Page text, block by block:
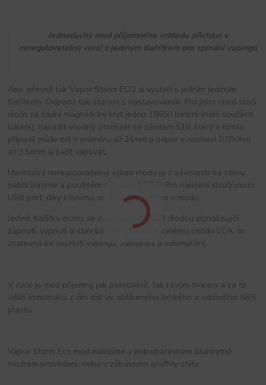
Jednoduchý mod příjemného vzhledu přichází v
neregulovatelné verzi s jediným tlačítkem pro spínání vapingu
Ano, přesně tak Vapor Storm ECO si vystačí s jedním jediným
tlačítkem. Odpadá tak starost s nastavováním. Pro jeho chod stačí
vložit za zadní magnetický kryt jednu 18650 baterii (není součástí
balení), nasadit vhodný atomizér se závitem 510, který v tomto
případě může mít v průměru až 24mm a odpor v rozmezí 0,09ohm
až 3,5ohm a začít vapovat.
Maximální neregulovatelný výkon modu je v závislosti na stavu
nabití baterie a použitém odporu až 90W. Pro nabíjení slouží micro
USB port, díky kterému se dá nabíjet přímo v modu.
Jediné tlačítko modu se zabudovanou LED diodou signalizující
zapnutí, vypnutí a stav baterie, postačí k celému chodu ECA, to
znamená ke sepnutí vapingu, zamykání a odemykání.
V ruce je mod příjemný jak povrchově, tak i svým tvarem a za to
vděčí konstrukci z čím dál víc oblíbeného lehkého a odolného ABS
plastu.
Vapor Storm Eco mod nabízíme v jednobarevném blankytně
modrém provedení, nebo v zábavném graffity stylu.